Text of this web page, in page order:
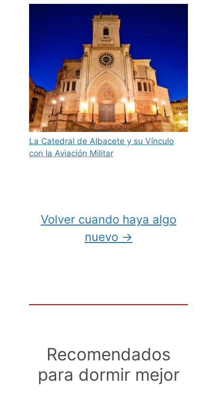
La Catedral de Albacete y su Vínculo
con la Aviación Militar
Volver cuando haya algo
nuevo →
Recomendados
para dormir mejor